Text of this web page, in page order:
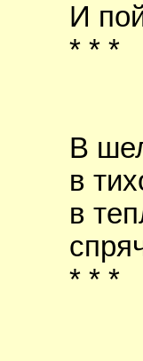
И
* * *
В
в
в
* * *